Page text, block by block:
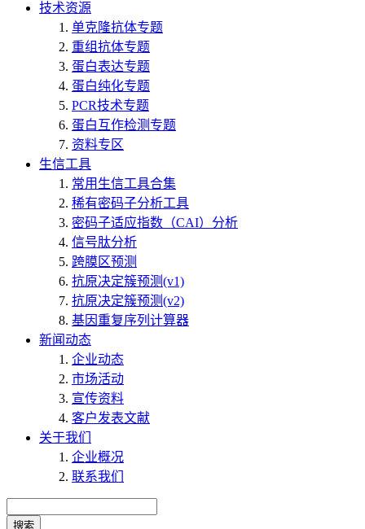
技术资源
单克隆抗体专题
重组抗体专题
蛋白表达专题
蛋白纯化专题
PCR技术专题
蛋白互作检测专题
资料专区
生信工具
常用生信工具合集
稀有密码子分析工具
密码子适应指数（CAI）分析
信号肽分析
跨膜区预测
抗原决定簇预测(v1)
抗原决定簇预测(v2)
基因重复序列计算器
新闻动态
企业动态
市场活动
宣传资料
客户发表文献
关于我们
企业概况
联系我们
搜索